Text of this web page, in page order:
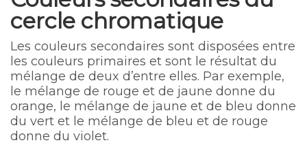
cercle chromatique
Les couleurs secondaires sont disposées entre
les couleurs primaires et sont le résultat du
mélange de deux d’entre elles. Par exemple,
le mélange de rouge et de jaune donne du
orange, le mélange de jaune et de bleu donne
du vert et le mélange de bleu et de rouge
donne du violet.